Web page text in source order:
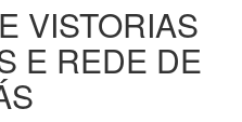
VISTORIAS
E REDE DE